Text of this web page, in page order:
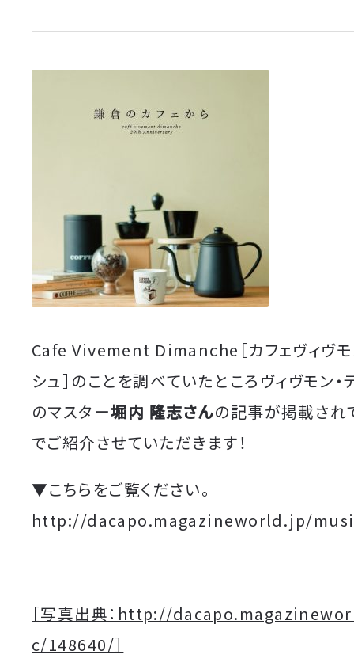
Cafe Vivement Dimanche［カフェヴィヴ
シュ］のことを調べていたところ ヴィヴモン・
のマスター堀内 隆志さんの記事が掲載され
でご紹介させていただきます！
▼こちらをご覧ください。
http://dacapo.magazineworld.jp/
［写真出典：http://
c/148640/］